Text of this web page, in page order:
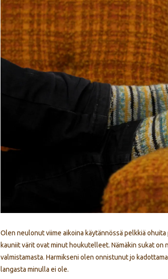
Olen neulonut viime aikoina käytännössä pelkkiä
kauniit värit ovat minut houkutelleet. Nämäkin sukat
valmistamasta. Harmikseni olen onnistunut jo
langasta minulla ei ole.